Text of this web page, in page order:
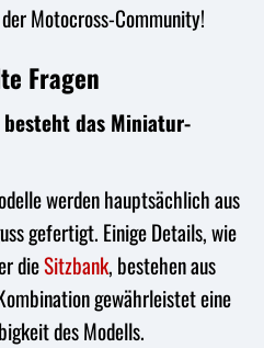
Motocross-Community!
Fragen
das Miniatur-
werden hauptsächlich aus
gefertigt. Einige Details, wie
dieSitzbank, bestehen aus
gewährleistet eine
des Modells.